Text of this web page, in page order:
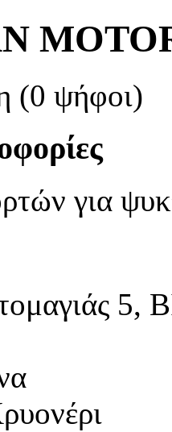
(0 ψήφοι)
για
5,